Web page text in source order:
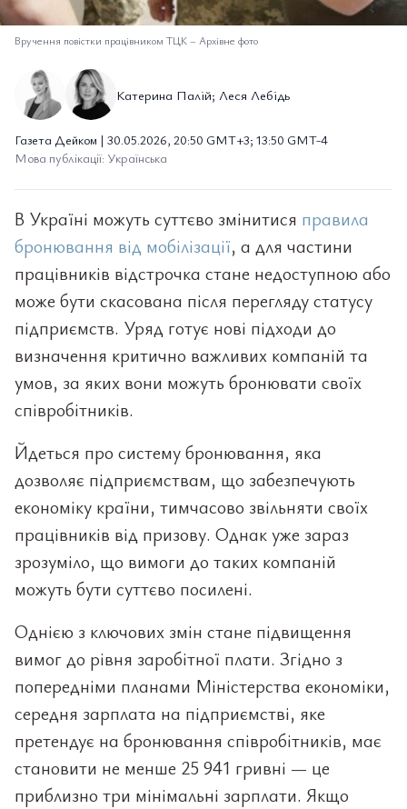
Вручення повістки працівником ТЦК– Архівне фото
Катерина Палій; Леся Лебідь
Газета Дейком | 30.05.2026, 20:50 GMT+3; 13:50 GMT-4
Мова публікації: Українська
В Україні можуть суттєво змінитися правила
бронювання від мобілізації, а для частини
працівників відстрочка стане недоступною або
може бути скасована після перегляду статусу
підприємств. Уряд готує нові підходи до
визначення критично важливих компаній та
умов, за яких вони можуть бронювати своїх
співробітників.
Йдеться про систему бронювання, яка
дозволяє підприємствам, що забезпечують
економіку країни, тимчасово звільняти своїх
працівників від призову. Однак уже зараз
зрозуміло, що вимоги до таких компаній
можуть бути суттєво посилені.
Однією з ключових змін стане підвищення
вимог до рівня заробітної плати. Згідно з
попередніми планами Міністерства економіки,
середня зарплата на підприємстві, яке
претендує на бронювання співробітників, має
становити не менше 25 941 гривні — це
приблизно три мінімальні зарплати. Якщо